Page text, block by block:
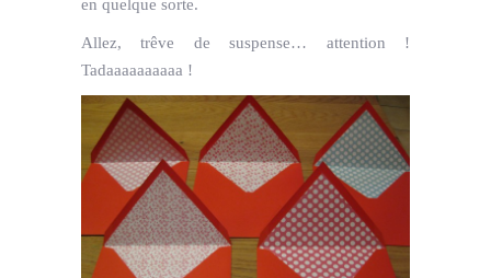
en quelque sorte.
Allez, trêve de suspense… attention !
Tadaaaaaaaaaa !